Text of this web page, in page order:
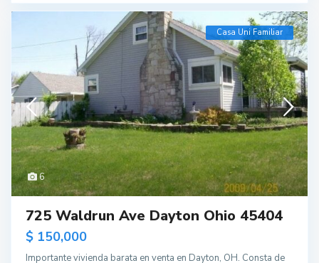
6
Casa Uni Familiar
725 Waldrun Ave Dayton Ohio 45404
$ 150,000
Importante vivienda barata en venta en Dayton, OH. Consta de